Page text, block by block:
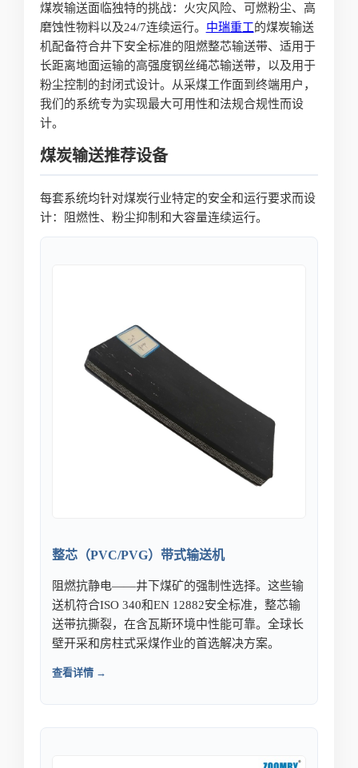
煤炭输送面临独特的挑战：火灾风险、可燃粉尘、高
磨蚀性物料以及24/7连续运行。 中瑞重工的煤炭输送
机配备符合井下安全标准的阻燃整芯输送带、适用于
长距离地面运输的高强度钢丝绳芯输送带，以及用于
粉尘控制的封闭式设计。从采煤工作面到终端用户，
我们的系统专为实现最大可用性和法规合规性而设
计。
煤炭输送推荐设备
每套系统均针对煤炭行业特定的安全和运行要求而设
计：阻燃性、粉尘抑制和大容量连续运行。
整芯（PVC/PVG）带式输送机
阻燃抗静电——井下煤矿的强制性选择。这些输
送机符合ISO 340和EN 12882安全标准，整芯输
送带抗撕裂，在含瓦斯环境中性能可靠。全球长
壁开采和房柱式采煤作业的首选解决方案。
查看详情 →